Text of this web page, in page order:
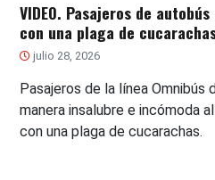
VIDEO. Pasajeros de
con una plaga de
julio 28, 2026
Pasajeros de la línea Omnibús
manera insalubre e incómoda
con una plaga de cucarachas.